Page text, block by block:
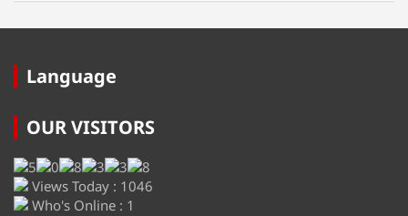
Language
OUR VISITORS
Views Today : 1046
Who's Online : 1